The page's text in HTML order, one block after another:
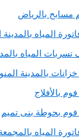
المنورة
بالمدينة المنورة
المنوره
تميم
بالمجمعة